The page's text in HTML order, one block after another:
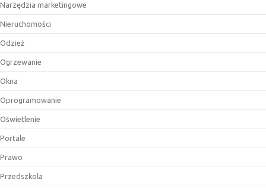
Narzędzia marketingowe
Nieruchomości
Odzież
Ogrzewanie
Okna
Oprogramowanie
Oświetlenie
Portale
Prawo
Przedszkola